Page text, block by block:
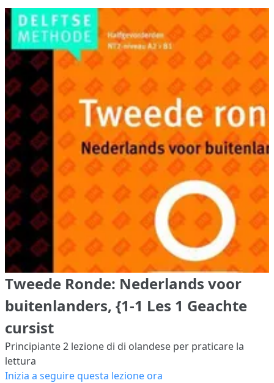
Tweede Ronde: Nederlands voor
buitenlanders, {1-1 Les 1 Geachte
cursist
Principiante 2 lezione di di olandese per praticare la
lettura
Inizia a seguire questa lezione ora